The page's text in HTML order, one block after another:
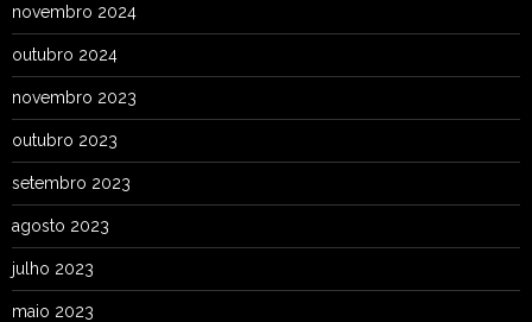
novembro 2024
outubro 2024
novembro 2023
outubro 2023
setembro 2023
agosto 2023
julho 2023
maio 2023